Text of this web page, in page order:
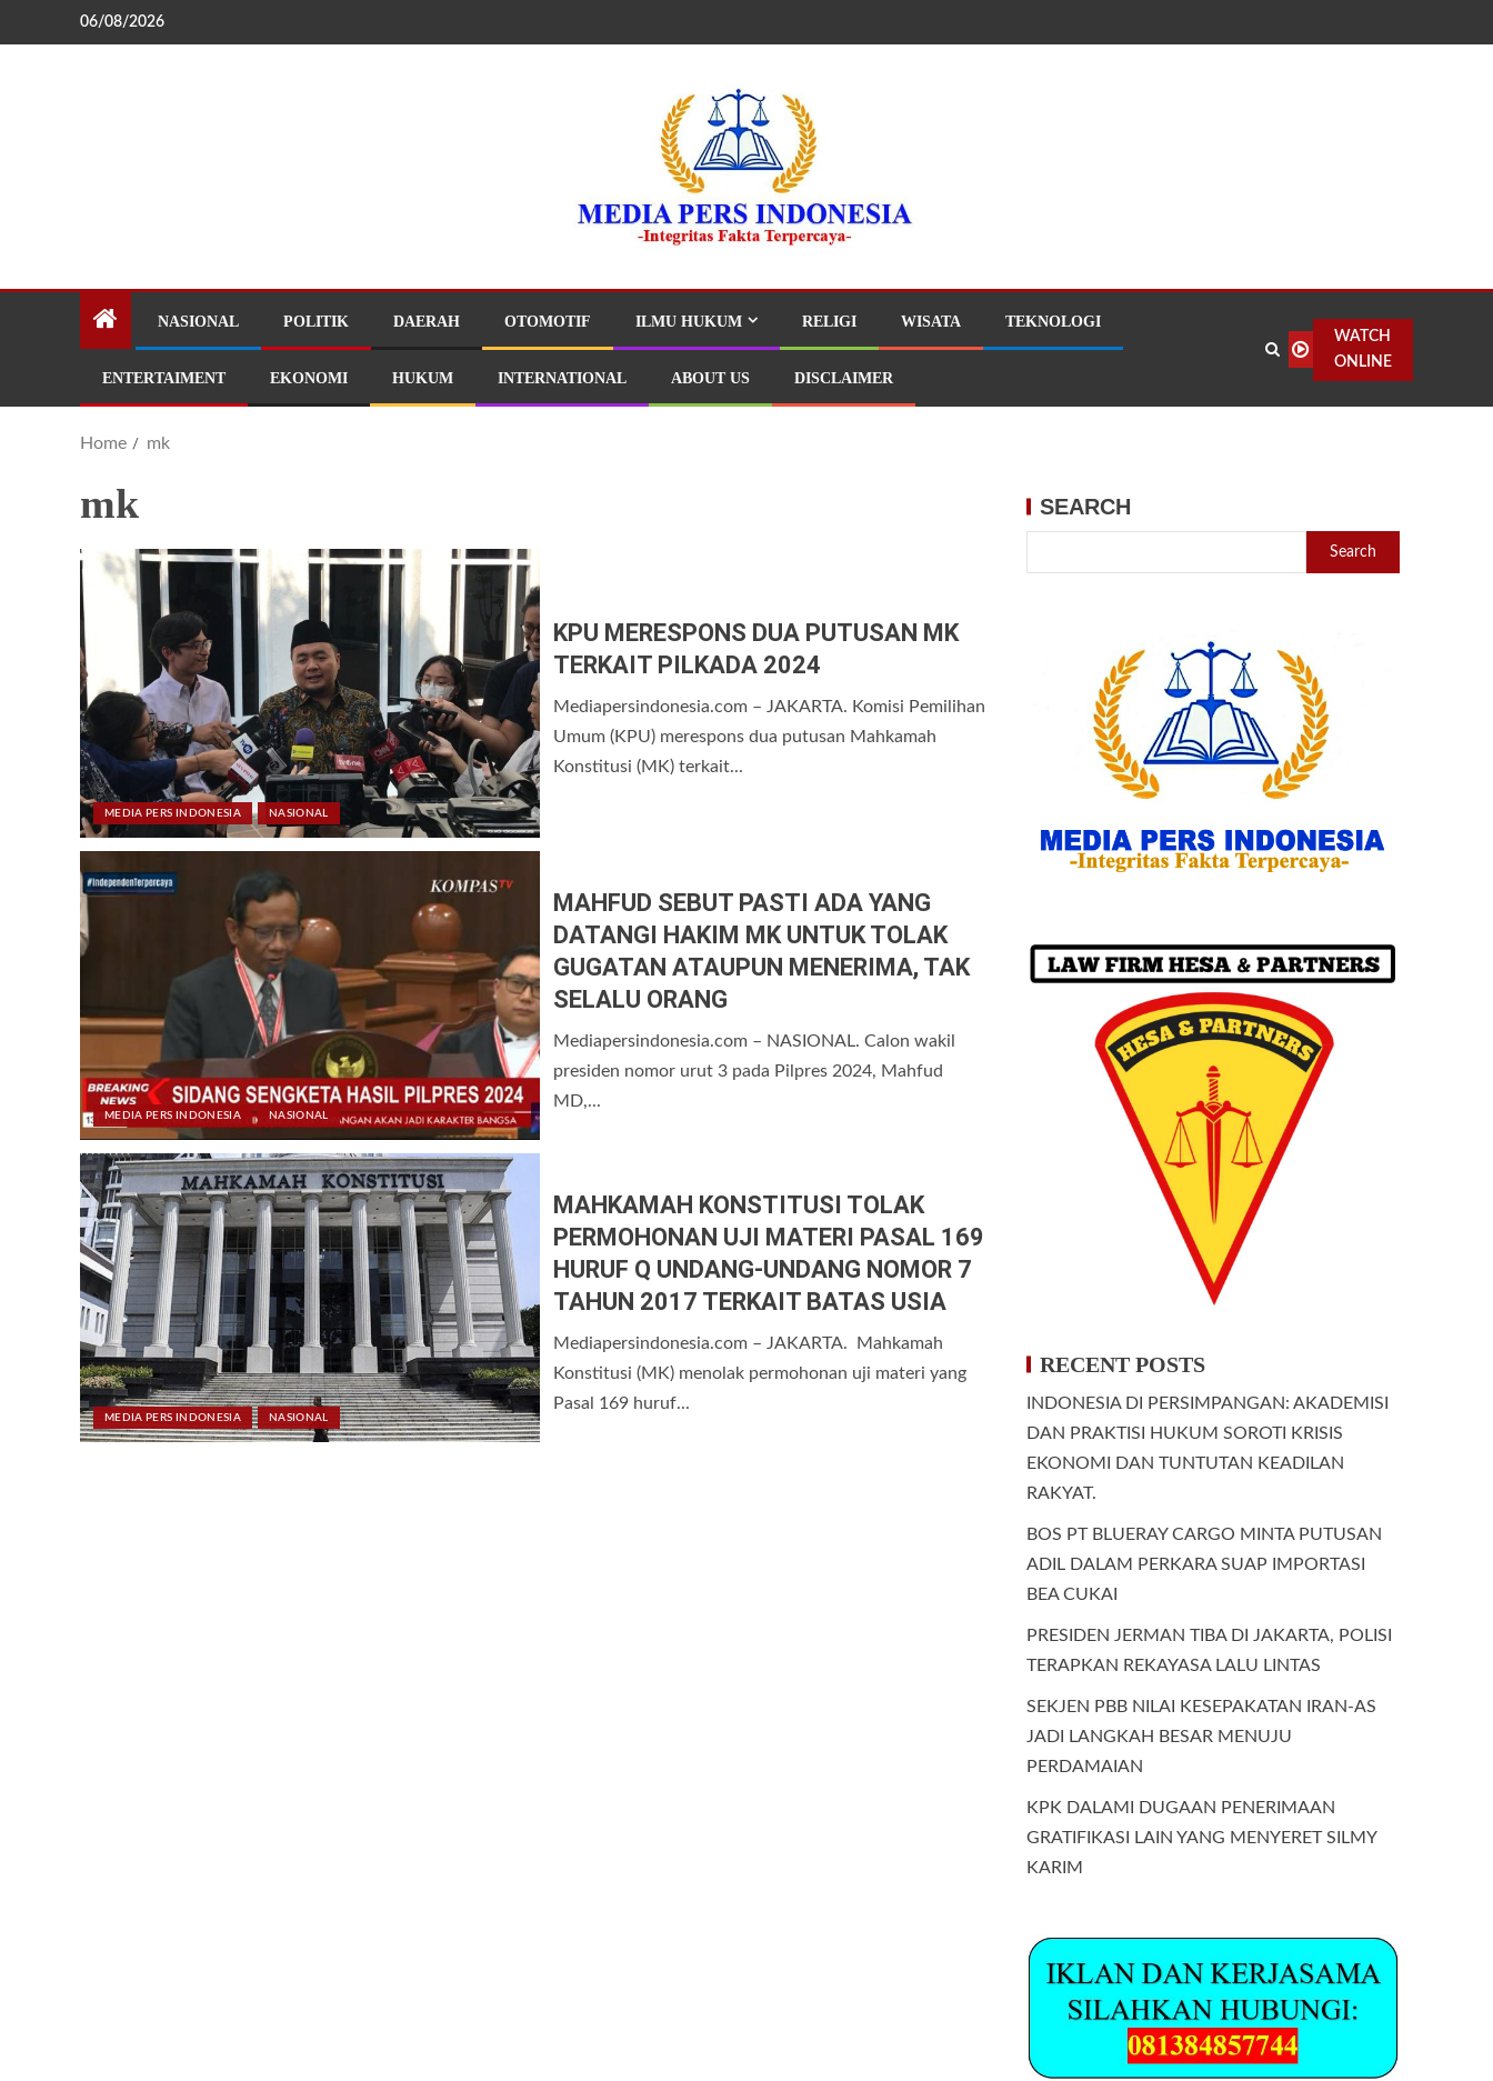
06/08/2026
NASIONAL POLITIK DAERAH OTOMOTIF ILMU HUKUM RELIGI WISATA TEKNOLOGI
ENTERTAIMENT EKONOMI HUKUM INTERNATIONAL ABOUT US DISCLAIMER
WATCH
ONLINE
Home mk
mk
MEDIA PERS INDONESIA NASIONAL
KPU MERESPONS DUA PUTUSAN MK
TERKAIT PILKADA 2024
Mediapersindonesia.com – JAKARTA. Komisi Pemilihan
Umum (KPU) merespons dua putusan Mahkamah
Konstitusi (MK) terkait...
MEDIA PERS INDONESIA NASIONAL
MAHFUD SEBUT PASTI ADA YANG
DATANGI HAKIM MK UNTUK TOLAK
GUGATAN ATAUPUN MENERIMA, TAK
SELALU ORANG
Mediapersindonesia.com – NASIONAL. Calon wakil
presiden nomor urut 3 pada Pilpres 2024, Mahfud
MD,...
MEDIA PERS INDONESIA NASIONAL
MAHKAMAH KONSTITUSI TOLAK
PERMOHONAN UJI MATERI PASAL 169
HURUF Q UNDANG-UNDANG NOMOR 7
TAHUN 2017 TERKAIT BATAS USIA
Mediapersindonesia.com – JAKARTA. Mahkamah
Konstitusi (MK) menolak permohonan uji materi yang
Pasal 169 huruf...
SEARCH
Search
RECENT POSTS
INDONESIA DI PERSIMPANGAN: AKADEMISI
DAN PRAKTISI HUKUM SOROTI KRISIS
EKONOMI DAN TUNTUTAN KEADILAN
RAKYAT.
BOS PT BLUERAY CARGO MINTA PUTUSAN
ADIL DALAM PERKARA SUAP IMPORTASI
BEA CUKAI
PRESIDEN JERMAN TIBA DI JAKARTA, POLISI
TERAPKAN REKAYASA LALU LINTAS
SEKJEN PBB NILAI KESEPAKATAN IRAN-AS
JADI LANGKAH BESAR MENUJU
PERDAMAIAN
KPK DALAMI DUGAAN PENERIMAAN
GRATIFIKASI LAIN YANG MENYERET SILMY
KARIM